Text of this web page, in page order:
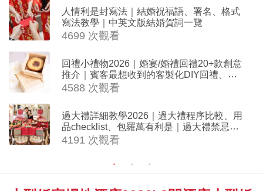
人情利是封寫法｜結婚祝福語、署名、格式
寫法教學｜中英文版結婚賀詞一覽
4699 次觀看
回禮小禮物2026｜婚宴/婚禮回禮20+款創意
推介｜賓客最想收到的客製化DIY回禮、姊
妹禮物（持續更新）
4588 次觀看
過大禮詳細教學2026｜過大禮程序比較、用
品checklist、包羅萬有利是｜過大禮禁忌及
吉祥說話
4191 次觀看